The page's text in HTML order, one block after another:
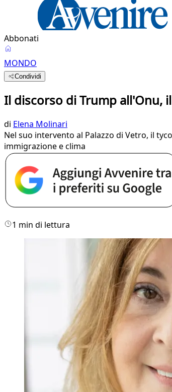
Abbonati
MONDO
Condividi
Il discorso di Trump all'Onu,
di Elena Molinari
Nel suo intervento al Palazzo di Vetro, il
immigrazione e clima
1 min di lettura